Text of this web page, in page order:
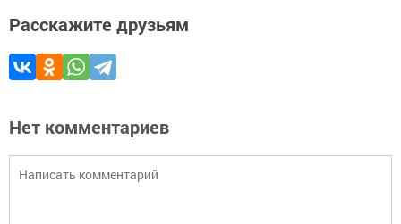
Расскажите друзьям
Нет комментариев